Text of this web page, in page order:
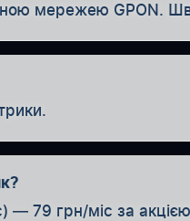
мережею GPON.
— 79 грн/міс за